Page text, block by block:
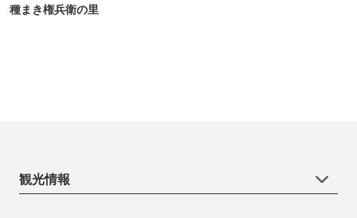
種まき権兵衛の里
観光情報